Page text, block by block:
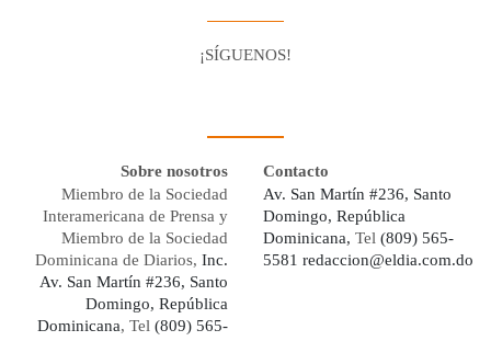
¡SÍGUENOS!
Sobre nosotros
Miembro de la Sociedad
Interamericana de Prensa y
Miembro de la Sociedad
Dominicana de Diarios, Inc.
Av. San Martín #236, Santo
Domingo, República
Dominicana, Tel (809) 565-
Contacto
Av. San Martín #236, Santo
Domingo, República
Dominicana, Tel (809) 565-
5581 redaccion@eldia.com.do